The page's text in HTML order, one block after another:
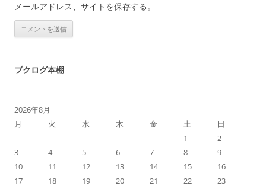
メールアドレス、サイトを保存する。
ブクログ本棚
2026年8月
月
火 水 木 金 土
日
1
2
3
4 5 6 7 8
9
10
11 12 13 14 15
16
17
18 19 20 21 22
23